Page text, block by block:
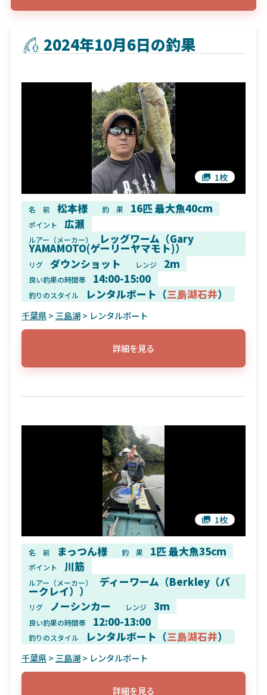
2024年10月6日の釣果
1枚
名 前 松本様 釣 果 16匹 最大魚40cm
ポイント 広瀬
ルアー（メーカー） レッグワーム（Gary
YAMAMOTO(ゲーリーヤマモト)）
リグ ダウンショット レンジ 2m
良い釣果の時間帯 14:00-15:00
釣りのスタイル レンタルボート（三島湖石井）
千葉県> 三島湖> レンタルボート
詳細を見る
1枚
名 前 まっつん様 釣 果 1匹 最大魚35cm
ポイント 川筋
ルアー（メーカー） ディーワーム（Berkley（バ
ークレイ））
リグ ノーシンカー レンジ 3m
良い釣果の時間帯 12:00-13:00
釣りのスタイル レンタルボート（三島湖石井）
千葉県> 三島湖> レンタルボート
詳細を見る